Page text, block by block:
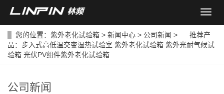
导
菜
单
您的位置： 紫外老化试验箱 > 新闻中心 > 公司新闻 > 推荐产
品： 步入式高低温交变湿热试验室 紫外老化试验箱 紫外光耐气候试
验箱 光伏PV组件紫外老化试验箱
公司新闻